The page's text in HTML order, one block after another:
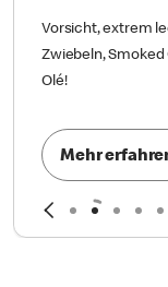
Vorsicht, extrem
Zwiebeln,
Olé!
Mehr